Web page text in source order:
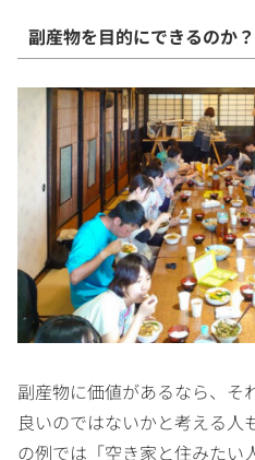
副産物を目的にできるのか？
副産物に価値があるなら、そ
良いのではないかと考える人
の例では「空き家と住みたい